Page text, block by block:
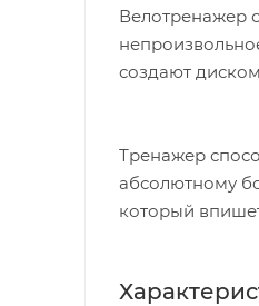
Велотренажер
создают
Тренажер
абсолютному
который